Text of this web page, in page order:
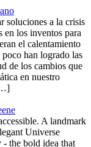
soluciones a la crisis
en los inventos para
el calentamiento
poco han logrado las
de los cambios que
en nuestro
A landmark
Universe
- the bold idea that